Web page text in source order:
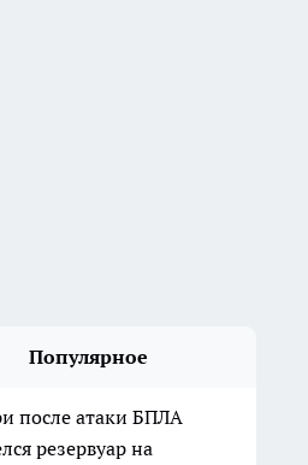
Популярное
после атаки БПЛА
резервуар на